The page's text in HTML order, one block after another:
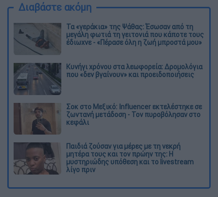
Διαβάστε ακόμη
Τα «γεράκια» της Ψάθας: Έσωσαν από τη
μεγάλη φωτιά τη γειτονιά που κάποτε τους
έδιωχνε - «Πέρασε όλη η ζωή μπροστά μου»
Κυνήγι χρόνου στα λεωφορεία: Δρομολόγια
που «δεν βγαίνουν» και προειδοποιήσεις
Σοκ στο Μεξικό: Influencer εκτελέστηκε σε
ζωντανή μετάδοση - Τον πυροβόλησαν στο
κεφάλι
Παιδιά ζούσαν για μέρες με τη νεκρή
μητέρα τους και τον πρώην της: Η
μυστηριώδης υπόθεση και το livestream
λίγο πριν